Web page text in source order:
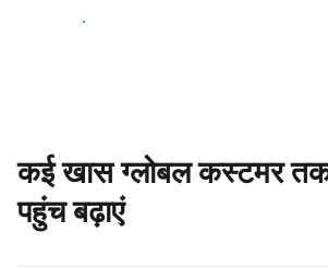
आज ही शुरू करें
कई खास ग्लोबल कस्टमर
पहुंच बढ़ाएं